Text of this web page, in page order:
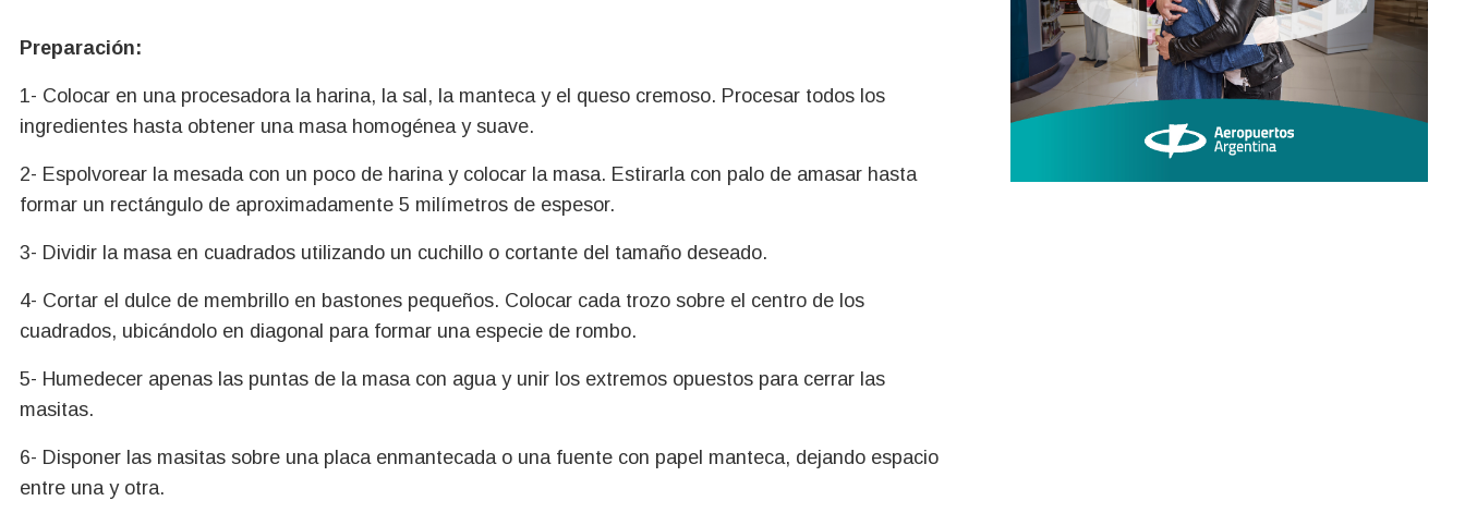
Preparación:
1- Colocar en una procesadora la harina, la sal, la manteca y el queso cremoso. Procesar todos los
ingredientes hasta obtener una masa homogénea y suave.
2- Espolvorear la mesada con un poco de harina y colocar la masa. Estirarla con palo de amasar hasta
formar un rectángulo de aproximadamente 5 milímetros de espesor.
3- Dividir la masa en cuadrados utilizando un cuchillo o cortante del tamaño deseado.
4- Cortar el dulce de membrillo en bastones pequeños. Colocar cada trozo sobre el centro de los
cuadrados, ubicándolo en diagonal para formar una especie de rombo.
5- Humedecer apenas las puntas de la masa con agua y unir los extremos opuestos para cerrar las
masitas.
6- Disponer las masitas sobre una placa enmantecada o una fuente con papel manteca, dejando espacio
entre una y otra.